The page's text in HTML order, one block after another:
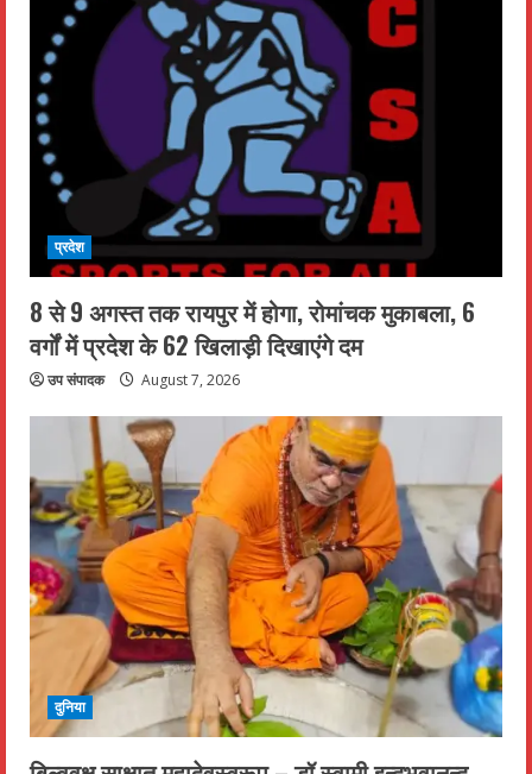
प्रदेश
8 से 9 अगस्त तक रायपुर में होगा, रोमांचक मुकाबला, 6
वर्गों में प्रदेश के 62 खिलाड़ी दिखाएंगे दम
उप संपादक August 7, 2026
दुनिया